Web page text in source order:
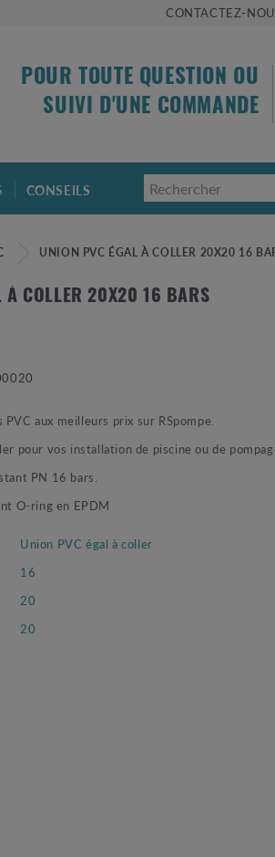
CONTACTEZ-
POUR TOUTE QUESTION OU
SUIVI D'UNE COMMANDE
CONSEILS
UNION PVC ÉGAL À COLLER 20X20 16
À COLLER 20X20 16 BARS
aux meilleurs prix sur RSpompe.
pour vos installation de piscine ou de
PN 16 bars.
O-ring en EPDM
Union PVC égal à coller
16
20
20